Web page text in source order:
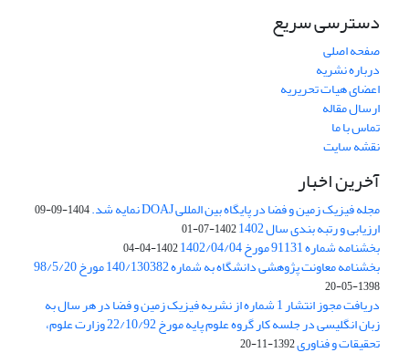
دسترسی سریع
صفحه اصلی
درباره نشریه
اعضای هیات تحریریه
ارسال مقاله
تماس با ما
نقشه سایت
آخرین اخبار
مجله فیزیک زمین و فضا در پایگاه بین المللی DOAJ نمایه شد. 1404-09-09
ارزیابی و رتبه بندی سال 1402 1402-07-01
بخشنامه شماره 91131 مورخ 1402/04/04 1402-04-04
بخشنامه معاونت پژوهشی دانشگاه به شماره 140/130382 مورخ 98/5/20
1398-05-20
دریافت مجوز انتشار 1 شماره از نشریه فیزیک زمین و فضا در هر سال به
زبان انگلیسی در جلسه کار گروه علوم پایه مورخ 22/10/92 وزارت علوم،
تحقیقات و فناوری1392-11-20